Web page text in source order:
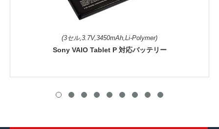
(3セル,3.7V,3450mAh,Li-Polymer)
Sony VAIO Tablet P 対応バッテリー